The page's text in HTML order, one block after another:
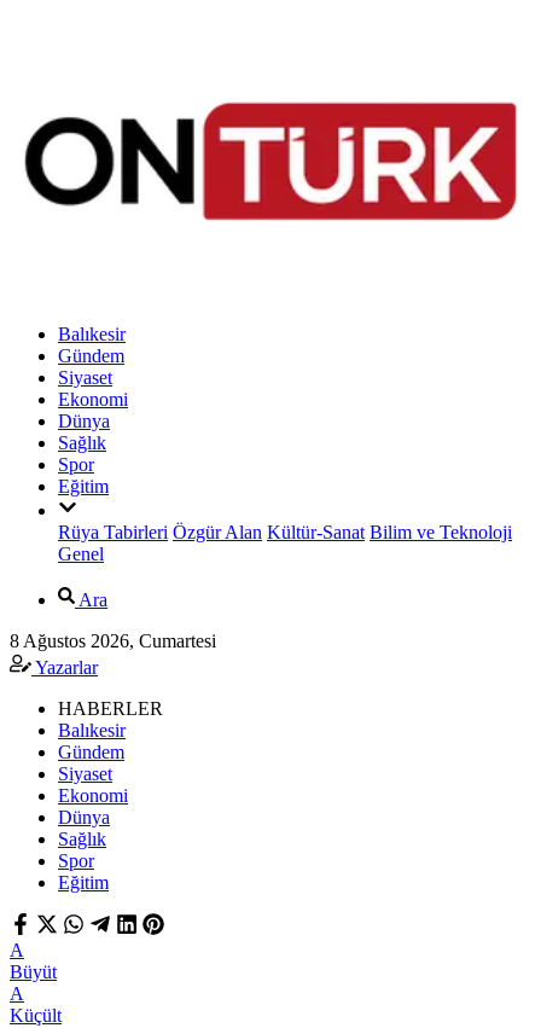
Balıkesir
Gündem
Siyaset
Ekonomi
Dünya
Sağlık
Spor
Eğitim
Rüya Tabirleri Özgür Alan Kültür-Sanat Bilim ve Teknoloji
Genel
Ara
8 Ağustos 2026, Cumartesi
Yazarlar
HABERLER
Balıkesir
Gündem
Siyaset
Ekonomi
Dünya
Sağlık
Spor
Eğitim
A
Büyüt
A
Küçült